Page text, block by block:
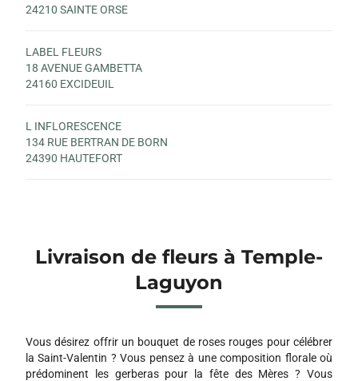
24210 SAINTE ORSE
LABEL FLEURS
18 AVENUE GAMBETTA
24160 EXCIDEUIL
L INFLORESCENCE
134 RUE BERTRAN DE BORN
24390 HAUTEFORT
Livraison de fleurs à Temple-
Laguyon
Vous désirez offrir un bouquet de roses rouges pour célébrer
la Saint-Valentin ? Vous pensez à une composition florale où
prédominent les gerberas pour la fête des Mères ? Vous